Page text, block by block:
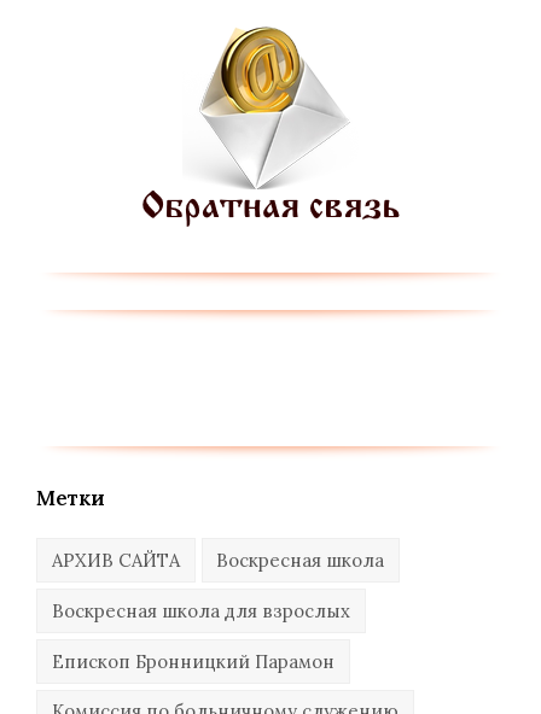
Метки
АРХИВ САЙТА Воскресная школа
Воскресная школа для взрослых
Епископ Бронницкий Парамон